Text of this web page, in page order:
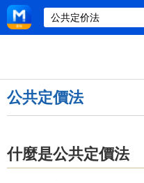
公共定價法
什麼是公共定價法